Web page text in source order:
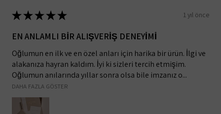
★★★★★ 1 yıl önce
EN ANLAMLI BİR ALIŞVERİŞ DENEYİMİ
Oğlumun en ilk ve en özel anları için harika bir ürün. İlgi ve
alakanıza hayran kaldım. İyi ki sizleri tercih etmişim.
Oğlumun anılarında yıllar sonra olsa bile imzanız o...
DAHA FAZLA GÖSTER